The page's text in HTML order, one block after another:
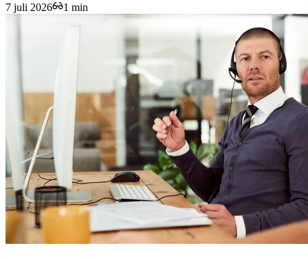
7 juli 2026 1 min